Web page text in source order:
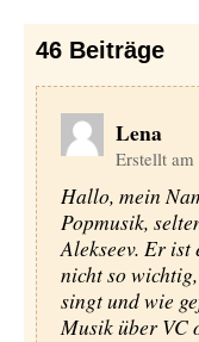
46 Beiträge
Lena
Erstellt am
Hallo, mein
Popmusik,
Alekseev. Er ist
nicht so
singt und wie
Musik über VC